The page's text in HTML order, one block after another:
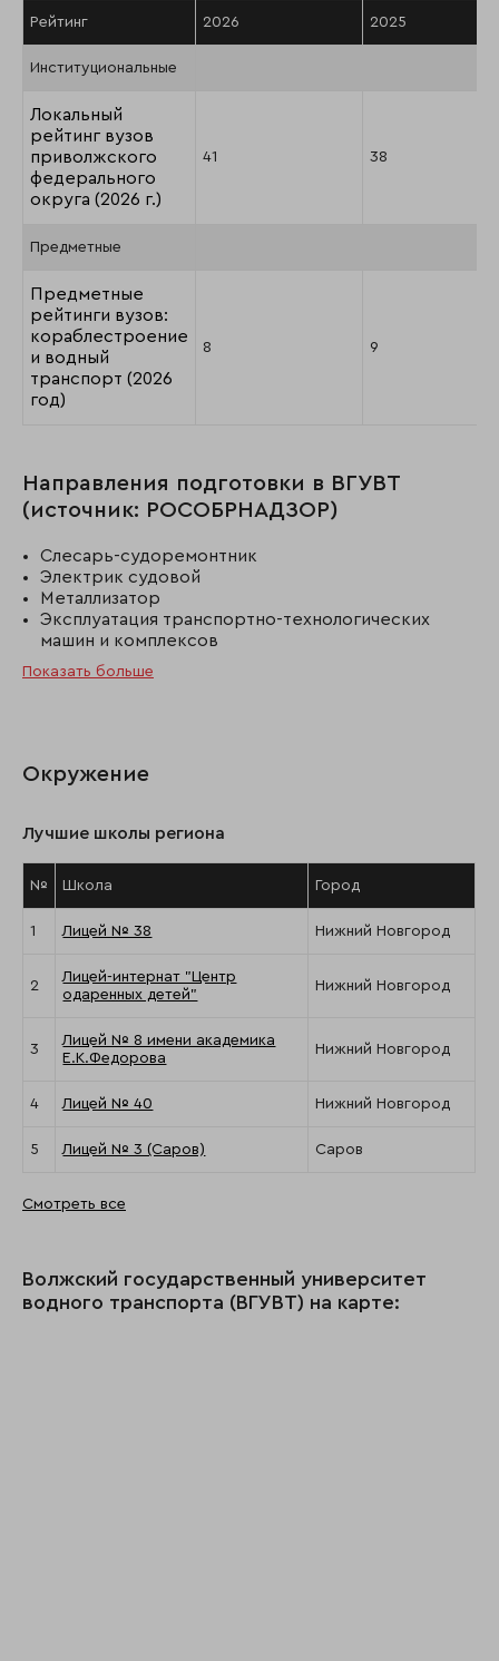
Рейтинг 2026 2025
Институциональные
Локальный
рейтинг вузов
приволжского
федерального
округа (2026 г.)
41 38
Предметные
Предметные
рейтинги вузов:
кораблестроение
и водный
транспорт (2026
год)
8 9
Направления подготовки в ВГУВТ
(источник: РОСОБРНАДЗОР)
Слесарь-судоремонтник
Электрик судовой
Металлизатор
Эксплуатация транспортно-технологических
машин и комплексов
Показать больше
Окружение
Лучшие школы региона
№ Школа Город
1 Лицей № 38 Нижний Новгород
2
Лицей-интернат "Центр
одаренных детей"
Нижний Новгород
3
Лицей № 8 имени академика
Е.К.Федорова
Нижний Новгород
4 Лицей № 40 Нижний Новгород
5 Лицей № 3 (Саров) Саров
Смотреть все
Волжский государственный университет
водного транспорта (ВГУВТ) на карте: